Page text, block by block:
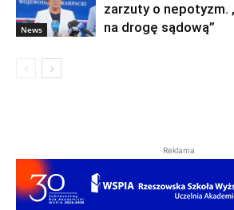
News
zarzuty o nepotyzm.
na drogę sądową”
Reklama